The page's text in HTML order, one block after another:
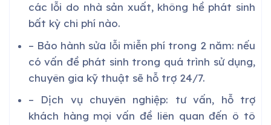
các lỗi do nhà sản xuất, không hề phát sinh
bất kỳ chi phí nào.
– Bảo hành sửa lỗi miễn phí trong 2 năm: nếu
có vấn đề phát sinh trong quá trình sử dụng,
chuyên gia kỹ thuật sẽ hỗ trợ 24/7.
– Dịch vụ chuyên nghiệp: tư vấn, hỗ trợ
khách hàng mọi vấn đề liên quan đến ô tô